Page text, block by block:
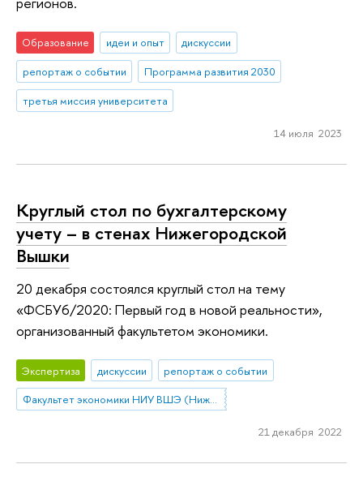
Образование идеи и опыт
дискуссии
репортаж о событии
Программа развития 2030
третья миссия университета
14 июля 2023
Круглый стол по бухгалтерскому
учету – в стенах Нижегородской
Вышки
20 декабря состоялся круглый стол на тему
«ФСБУ6/2020: Первый год в новой реальности»,
организованный факультетом экономики.
Экспертиза дискуссии
репортаж о событии
Факультет экономики НИУ ВШЭ (Нижний Новгород)
21 декабря 2022